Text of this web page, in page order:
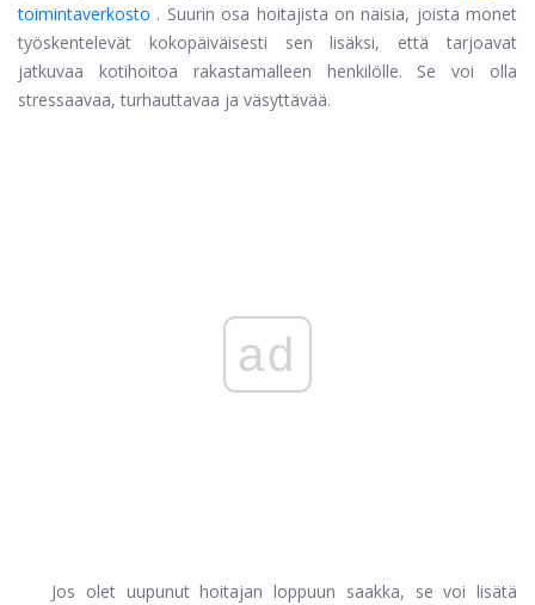
toimintaverkosto . Suurin osa hoitajista on naisia, joista monet
työskentelevät kokopäiväisesti sen lisäksi, että tarjoavat
jatkuvaa kotihoitoa rakastamalleen henkilölle. Se voi olla
stressaavaa, turhauttavaa ja väsyttävää.
ad
Jos olet uupunut hoitajan loppuun saakka, se voi lisätä